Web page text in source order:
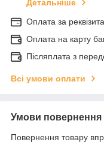
Детальніше
Оплата за
Оплата на карту
Післяплата з
Всі умови оплати
Умови повернення
Повернення товару